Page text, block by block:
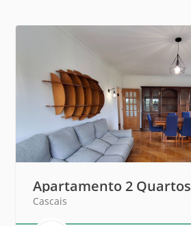
Apartamento 2 Quartos
Cascais